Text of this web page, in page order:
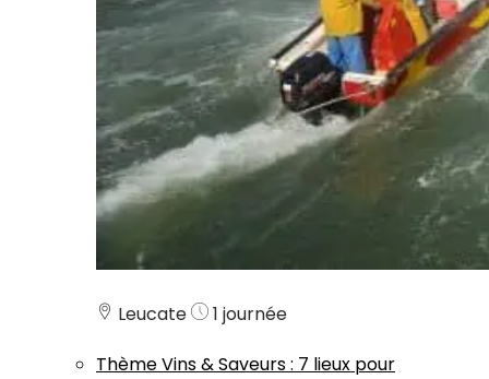
Leucate
1 journée
ThèmeVins & Saveurs: 7 lieux pour